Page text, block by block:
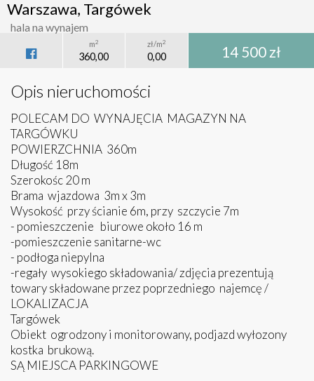
Warszawa, Targówek
hala na wynajem
m2
360,00
zł/m2
0,00 14 500 zł
Opis nieruchomości
POLECAM DO WYNAJĘCIA MAGAZYN NA
TARGÓWKU
POWIERZCHNIA 360m
Długość 18m
Szerokośc 20 m
Brama wjazdowa 3m x 3m
Wysokość przy ścianie 6m, przy szczycie 7m
- pomieszczenie biurowe około 16 m
-pomieszczenie sanitarne-wc
- podłoga niepylna
-regały wysokiego składowania/ zdjęcia prezentują
towary składowane przez poprzedniego najemcę /
LOKALIZACJA
Targówek
Obiekt ogrodzony i monitorowany, podjazd wyłozony
kostka brukową.
SĄ MIEJSCA PARKINGOWE